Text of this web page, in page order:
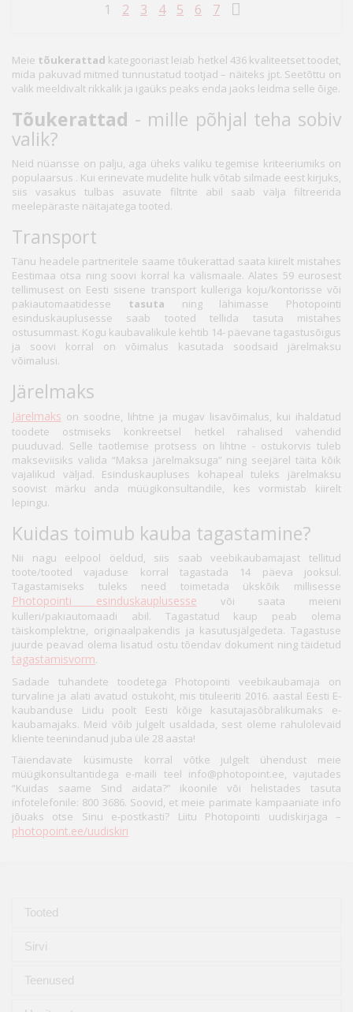
1 2 3 4 5 6 7
Meie tõukerattad kategooriast leiab hetkel 436 kvaliteetset toodet,
mida pakuvad mitmed tunnustatud tootjad – näiteks jpt. Seetõttu on
valik meeldivalt rikkalik ja igaüks peaks enda jaoks leidma selle õige.
Tõukerattad - mille põhjal teha sobiv
valik?
Neid nüansse on palju, aga üheks valiku tegemise kriteeriumiks on
populaarsus . Kui erinevate mudelite hulk võtab silmade eest kirjuks,
siis vasakus tulbas asuvate filtrite abil saab välja filtreerida
meelepäraste näitajatega tooted.
Transport
Tänu headele partneritele saame tõukerattad saata kiirelt mistahes
Eestimaa otsa ning soovi korral ka välismaale. Alates 59 eurosest
tellimusest on Eesti sisene transport kulleriga koju/kontorisse või
pakiautomaatidesse tasuta ning lähimasse Photopointi
esinduskauplusesse saab tooted tellida tasuta mistahes
ostusummast. Kogu kaubavalikule kehtib 14- päevane tagastusõigus
ja soovi korral on võimalus kasutada soodsaid järelmaksu
võimalusi.
Järelmaks
Järelmaks on soodne, lihtne ja mugav lisavõimalus, kui ihaldatud
toodete ostmiseks konkreetsel hetkel rahalised vahendid
puuduvad. Selle taotlemise protsess on lihtne - ostukorvis tuleb
makseviisiks valida “Maksa järelmaksuga” ning seejärel täita kõik
vajalikud väljad. Esinduskaupluses kohapeal tuleks järelmaksu
soovist märku anda müügikonsultandile, kes vormistab kiirelt
lepingu.
Kuidas toimub kauba tagastamine?
Nii nagu eelpool öeldud, siis saab veebikaubamajast tellitud
toote/tooted vajaduse korral tagastada 14 päeva jooksul.
Tagastamiseks tuleks need toimetada ükskõik millisesse
Photopointi esinduskauplusesse või saata meieni
kulleri/pakiautomaadi abil. Tagastatud kaup peab olema
täiskomplektne, originaalpakendis ja kasutusjälgedeta. Tagastuse
juurde peavad olema lisatud ostu tõendav dokument ning täidetud
tagastamisvorm.
Sadade tuhandete toodetega Photopointi veebikaubamaja on
turvaline ja alati avatud ostukoht, mis tituleeriti 2016. aastal Eesti E-
kaubanduse Liidu poolt Eesti kõige kasutajasõbralikumaks e-
kaubamajaks. Meid võib julgelt usaldada, sest oleme rahulolevaid
kliente teenindanud juba üle 28 aasta!
Täiendavate küsimuste korral võtke julgelt ühendust meie
müügikonsultantidega e-maili teel info@photopoint.ee, vajutades
“Kuidas saame Sind aidata?” ikoonile või helistades tasuta
infotelefonile: 800 3686. Soovid, et meie parimate kampaaniate info
jõuaks otse Sinu e-postkasti? Liitu Photopointi uudiskirjaga –
photopoint.ee/uudiskiri
Tooted
Sirvi
Teenused